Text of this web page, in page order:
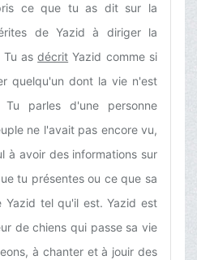
ce que tu as dit sur la
de Yazid à diriger la
Tu asdécrit Yazid comme si
quelqu'un dont la vie n'est
parles d'une personne
ne l'avait pas encore vu,
à avoir des informations sur
tu présentes ou ce que sa
Yazid tel qu'il est. Yazid est
de chiens qui passe sa vie
à chanter et à jouir des